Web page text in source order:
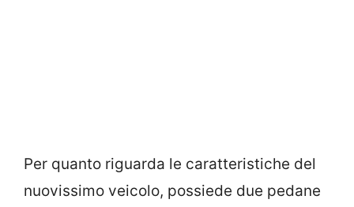
Per quanto riguarda le caratteristiche del
nuovissimo veicolo, possiede due pedane